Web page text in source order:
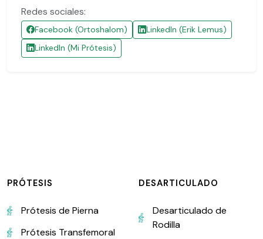
Redes sociales:
Facebook (Ortoshalom)
LinkedIn (Erik Lemus)
LinkedIn (Mi Prótesis)
PRÓTESIS
Prótesis de Pierna
Prótesis Transfemoral
DESARTICULADO
Desarticulado de
Rodilla